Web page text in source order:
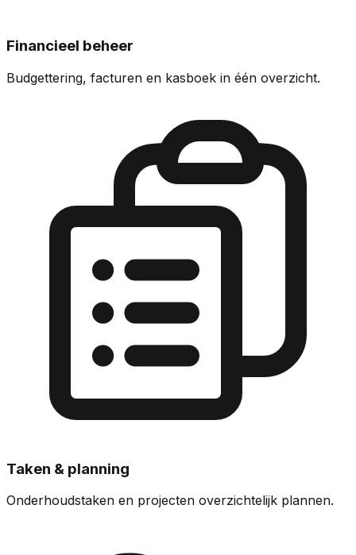
Financieel beheer
Budgettering, facturen en kasboek in één overzicht.
Taken & planning
Onderhoudstaken en projecten overzichtelijk plannen.